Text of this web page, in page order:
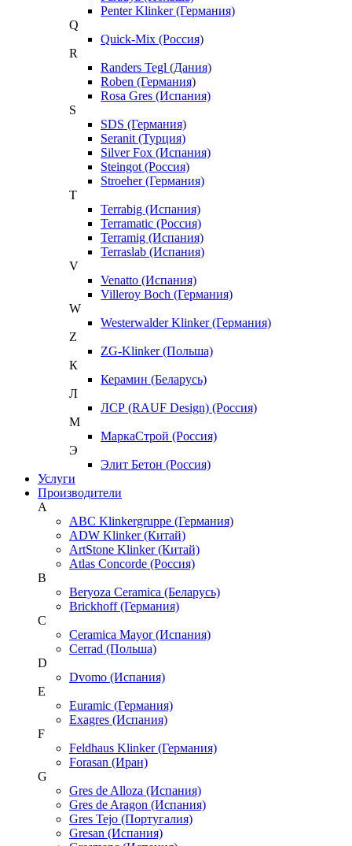
Penter Klinker (Германия)
Q
Quick-Mix (Россия)
R
Randers Tegl (Дания)
Roben (Германия)
Rosa Gres (Испания)
S
SDS (Германия)
Seranit (Турция)
Silver Fox (Испания)
Steingot (Россия)
Stroeher (Германия)
T
Terrabig (Испания)
Terramatic (Россия)
Terramig (Испания)
Terraslab (Испания)
V
Venatto (Испания)
Villeroy Boch (Германия)
W
Westerwalder Klinker (Германия)
Z
ZG-Klinker (Польша)
К
Керамин (Беларусь)
Л
ЛСР (RAUF Design) (Россия)
М
МаркаСтрой (Россия)
Э
Элит Бетон (Россия)
Услуги
Производители
A
ABC Klinkergruppe (Германия)
ADW Klinker (Китай)
ArtStone Klinker (Китай)
Atlas Concorde (Россия)
B
Beryoza Ceramica (Беларусь)
Brickhoff (Германия)
C
Ceramica Mayor (Испания)
Cerrad (Польша)
D
Dvomo (Испания)
E
Euramic (Германия)
Exagres (Испания)
F
Feldhaus Klinker (Германия)
Forasan (Иран)
G
Gres de Alloza (Испания)
Gres de Aragon (Испания)
Gres Tejo (Португалия)
Gresan (Испания)